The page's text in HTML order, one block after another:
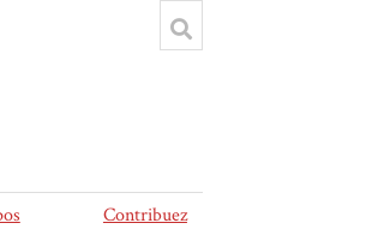
Contribuez